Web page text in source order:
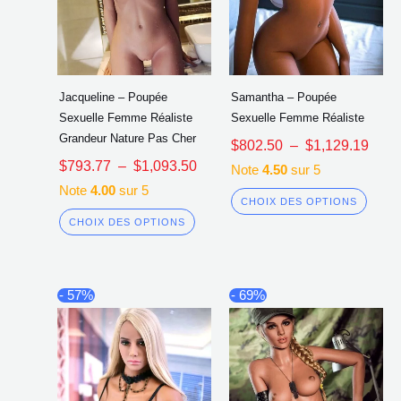
Jacqueline – Poupée
Sexuelle Femme Réaliste
Grandeur Nature Pas Cher
$793.77 – $1,093.50
Note 4.00sur 5
CHOIX DES OPTIONS
produit
Samantha – Poupée
Sexuelle Femme Réaliste
$802.50 – $1,129.19
Note 4.50sur 5
CHOIX DES OPTIONS
- 57%
Plage
de
prix :
$843.85
à
$1,186.99
produit
plusieurs
variations.
- 69%
de
prix :
à
a